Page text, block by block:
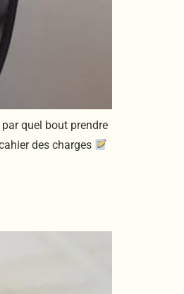
quel bout prendre
des charges